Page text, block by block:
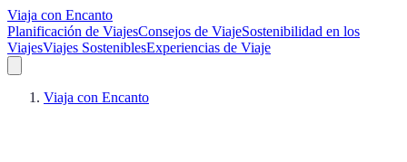
Viaja con Encanto
Planificación de ViajesConsejos de ViajeSostenibilidad en los
ViajesViajes SosteniblesExperiencias de Viaje
Viaja con Encanto